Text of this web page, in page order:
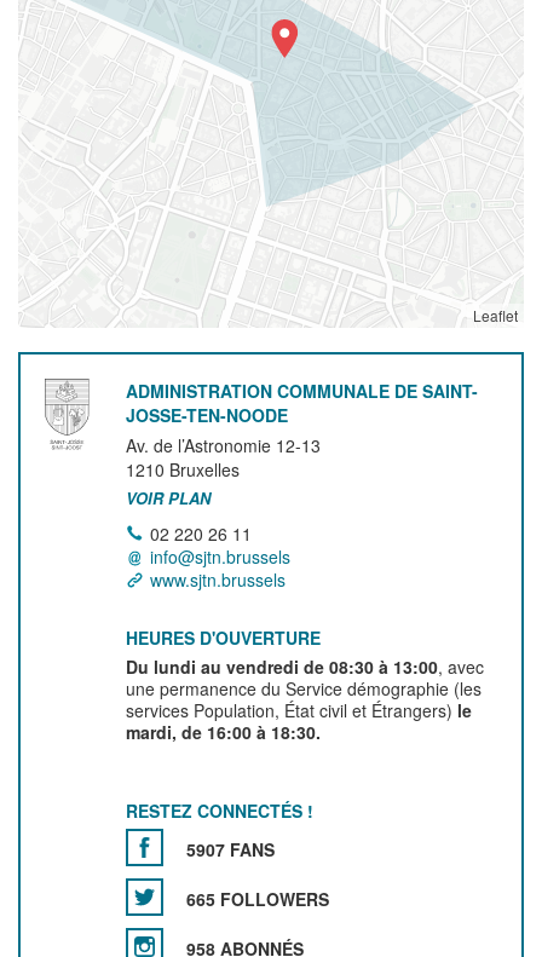
Leaflet
ADMINISTRATION COMMUNALE DE SAINT-
JOSSE-TEN-NOODE
Av. de l’Astronomie 12-13
1210 Bruxelles
VOIR PLAN
02 220 26 11
info@sjtn.brussels
www.sjtn.brussels
HEURES D'OUVERTURE
Du lundi au vendredi de 08:30 à 13:00, avec
une permanence du Service démographie (les
services Population, État civil et Étrangers) le
mardi, de 16:00 à 18:30.
RESTEZ CONNECTÉS !
5907 FANS
665 FOLLOWERS
958 ABONNÉS